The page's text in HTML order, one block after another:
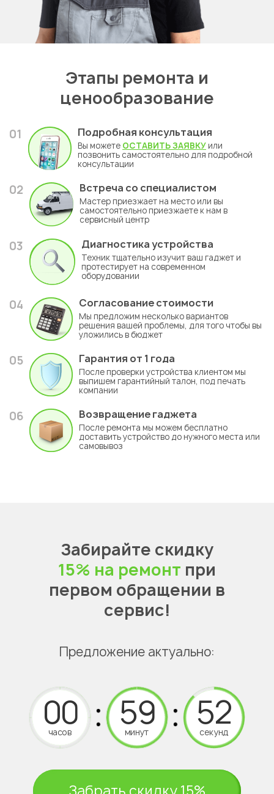
Этапы ремонта и
ценообразование
01 Подробная консультация
Вы можете ОСТАВИТЬ ЗАЯВКУ или
позвонить самостоятельно для подробной
консультации
02 Встреча со специалистом
Мастер приезжает на место или вы
самостоятельно приезжаете к нам в
сервисный центр
03 Диагностика устройства
Техник тщательно изучит ваш гаджет и
протестирует на современном
оборудовании
04 Согласование стоимости
Мы предложим несколько вариантов
решения вашей проблемы, для того чтобы вы
уложились в бюджет
05 Гарантия от 1 года
После проверки устройства клиентом мы
выпишем гарантийный талон, под печать
компании
06 Возвращение гаджета
После ремонта мы можем бесплатно
доставить устройство до нужного места или
самовывоз
Забирайте скидку
15% на ремонт при
первом обращении в
сервис!
Предложение актуально:
часов минут секунд